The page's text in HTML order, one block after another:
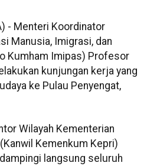
- Menteri Koordinator
Manusia, Imigrasi, dan
Kumham Imipas) Profesor
kunjungan kerja yang
ke Pulau Penyengat,
Wilayah Kementerian
Kemenkum Kepri)
langsung seluruh